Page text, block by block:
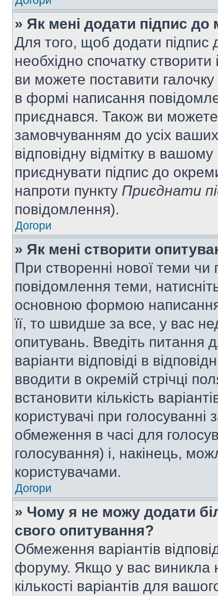
» Як мені додати підпис
Для того, щоб додати
необхідно спочатку
ви можете поставити
в формі написання
приєднався. Також ви
замовчуванням до усіх
відповідну відмітку в
приєднувати підпис до
напроти пункту Приєднати
повідомлення).
Догори
» Як мені створити
При створенні нової теми чи
повідомлення теми,
основною формою
її, то швидше за все, у вас
опитувань. Введіть питання
варіанти відповіді в
вводити в окремій стрічці
встановити кількість
користувачі при
обмеження в часі для
голосування) і, накінець,
користувачами.
Догори
» Чому я не можу додати
свого опитування?
Обмеження варіантів
форуму. Якщо у вас виникла
кількості варіантів для